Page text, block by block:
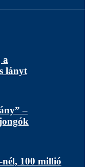
a
lányt
–
nél, 100 millió